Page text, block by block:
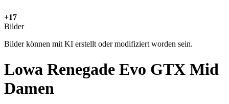
+17
Bilder
Bilder können mit KI erstellt oder modifiziert worden sein.
Lowa Renegade Evo GTX Mid
Damen